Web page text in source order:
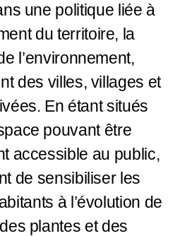
une politique liée à
du territoire, la
l’environnement,
des villes, villages et
En étant situés
pouvant être
accessible au public,
de sensibiliser les
à l’évolution de
plantes et des